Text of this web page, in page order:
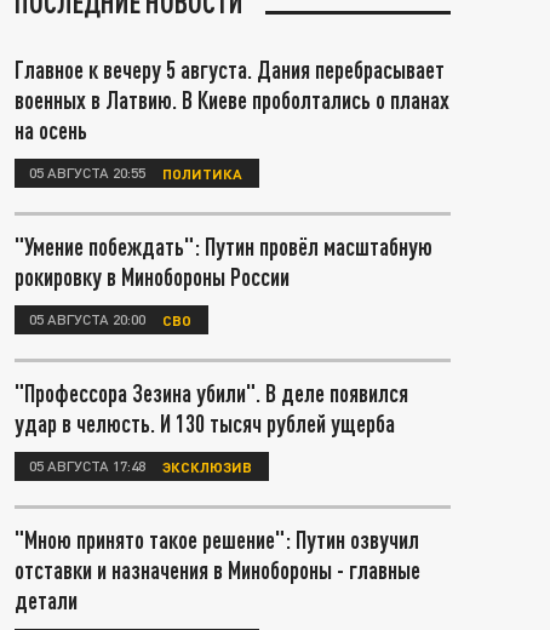
Главное к вечеру 5 августа. Дания перебрасывает
военных в Латвию. В Киеве проболтались о планах
на осень
05 АВГУСТА 20:55 ПОЛИТИКА
"Умение побеждать": Путин провёл масштабную
рокировку в Минобороны России
05 АВГУСТА 20:00 СВО
"Профессора Зезина убили". В деле появился
удар в челюсть. И 130 тысяч рублей ущерба
05 АВГУСТА 17:48 ЭКСКЛЮЗИВ
"Мною принято такое решение": Путин озвучил
отставки и назначения в Минобороны - главные
детали